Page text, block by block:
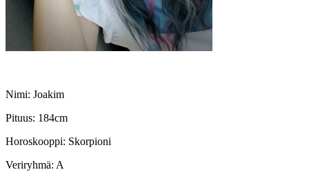
Nimi: Joakim
Pituus: 184cm
Horoskooppi: Skorpioni
Veriryhmä: A